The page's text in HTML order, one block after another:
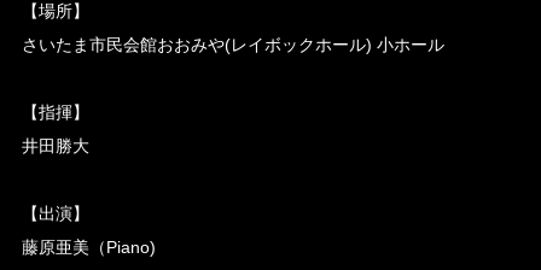
【場所】
さいたま市民会館おおみや(レイボックホール) 小ホール
【指揮】
井田勝大
【出演】
藤原亜美（Piano)